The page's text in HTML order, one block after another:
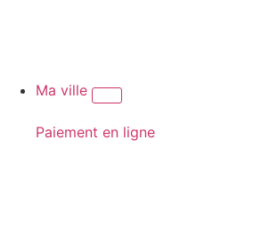
Ma ville
Paiement en ligne